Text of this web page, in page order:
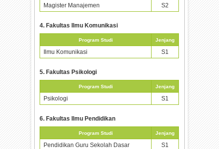
Magister Manajemen
S2
4. Fakultas Ilmu Komunikasi
Program Studi Jenjang
Ilmu Komunikasi S1
5. Fakultas Psikologi
Program Studi Jenjang
Psikologi S1
6. Fakultas Ilmu Pendidikan
Program Studi Jenjang
Pendidikan Guru Sekolah Dasar
S1